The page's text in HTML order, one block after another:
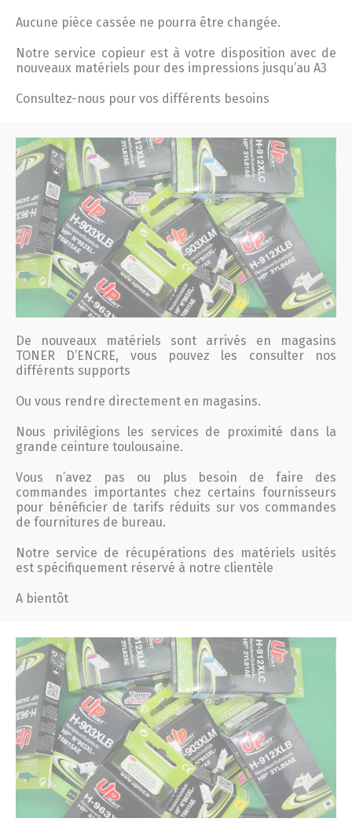
Aucune pièce cassée ne pourra être changée.
Notre service copieur est à votre disposition avec de
nouveaux matériels pour des impressions jusqu’au A3
Consultez-nous pour vos différents besoins
De nouveaux matériels sont arrivés en magasins
TONER D’ENCRE, vous pouvez les consulter nos
différents supports
Ou vous rendre directement en magasins.
Nous privilégions les services de proximité dans la
grande ceinture toulousaine.
Vous n’avez pas ou plus besoin de faire des
commandes importantes chez certains fournisseurs
pour bénéficier de tarifs réduits sur vos commandes
de fournitures de bureau.
Notre service de récupérations des matériels usités
est spécifiquement réservé à notre clientèle
A bientôt